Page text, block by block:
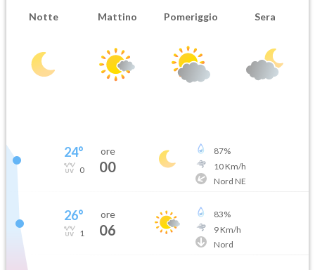
Notte Mattino Pomeriggio Sera
24°
0
ore
00
87%
10Km/h
Nord NE
26°
1
ore
06
83%
9Km/h
Nord